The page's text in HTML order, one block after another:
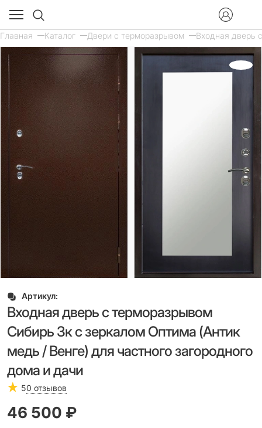
Главная Каталог Двери с терморазрывом Входная дверь
Артикул:
Входная дверь с терморазрывом
Сибирь 3к с зеркалом Оптима (Антик
медь / Венге) для частного загородного
дома и дачи
50 отзывов
46 500 ₽